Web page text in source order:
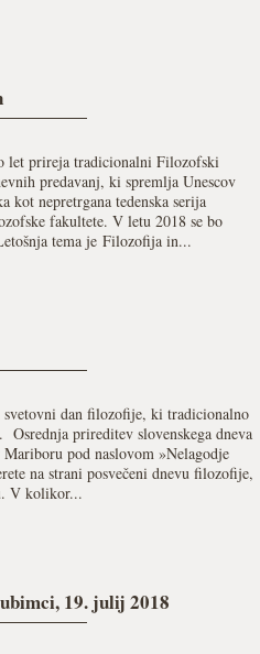
let prireja tradicionalni Filozofski
predavanj, ki spremlja Unescov
kot nepretrgana tedenska serija
fakultete. V letu 2018 se bo
tema je Filozofija in...
svetovni dan filozofije, ki tradicionalno
prireditev slovenskega dneva
pod naslovom »Nelagodje
na strani posvečeni dnevu filozofije,
V kolikor...
19. julij 2018